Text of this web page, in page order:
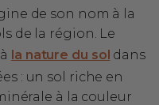
de son nom à la
de la région. Le
la nature du sol dans
: un sol riche en
à la couleur